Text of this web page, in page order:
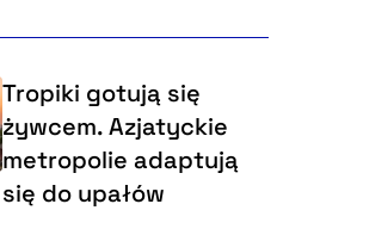
Tropiki gotują się
żywcem. Azjatyckie
metropolie adaptują
się do upałów